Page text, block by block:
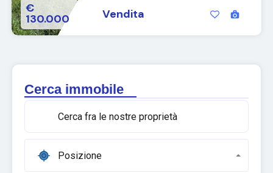
€
130.000 Vendita
Cerca immobile
Posizione